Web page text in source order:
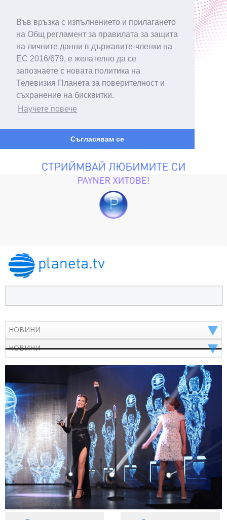
Във връзка с изпълнението и прилагането
на Общ регламент за правилата за защита
на личните данни в държавите-членки на
ЕС 2016/679, е желателно да се
запознаете с новата политика на
Телевизия Планета за поверителност и
съхранение на бисквитки.
Научете повече
Съгласявам се